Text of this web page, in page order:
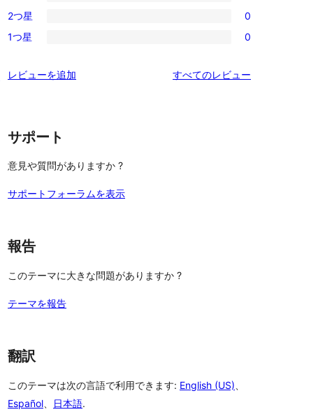
レ
ビ
ー
星
レ
ュ
0
3-
星
ビ
0
2-
レ
ー
2つ星 0
0
星
ュ
1つ星 0
レビューを追加 すべてのレビュー
サポート
意見や質問がありますか ?
サポートフォーラムを表示
報告
このテーマに大きな問題がありますか ?
テーマを報告
翻訳
このテーマは次の言語で利用できます: English (US)
Español
日本語.